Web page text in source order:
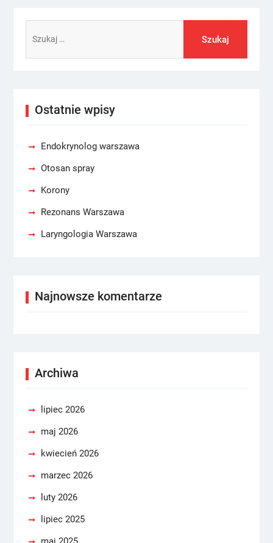
Ostatnie wpisy
Endokrynolog warszawa
Otosan spray
Korony
Rezonans Warszawa
Laryngologia Warszawa
Najnowsze komentarze
Archiwa
lipiec 2026
maj 2026
kwiecień 2026
marzec 2026
luty 2026
lipiec 2025